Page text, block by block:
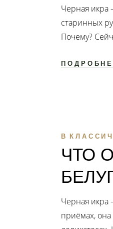
Черная икра
старинных
Почему?
В
ЧТО
Черная икра
приёмах, она